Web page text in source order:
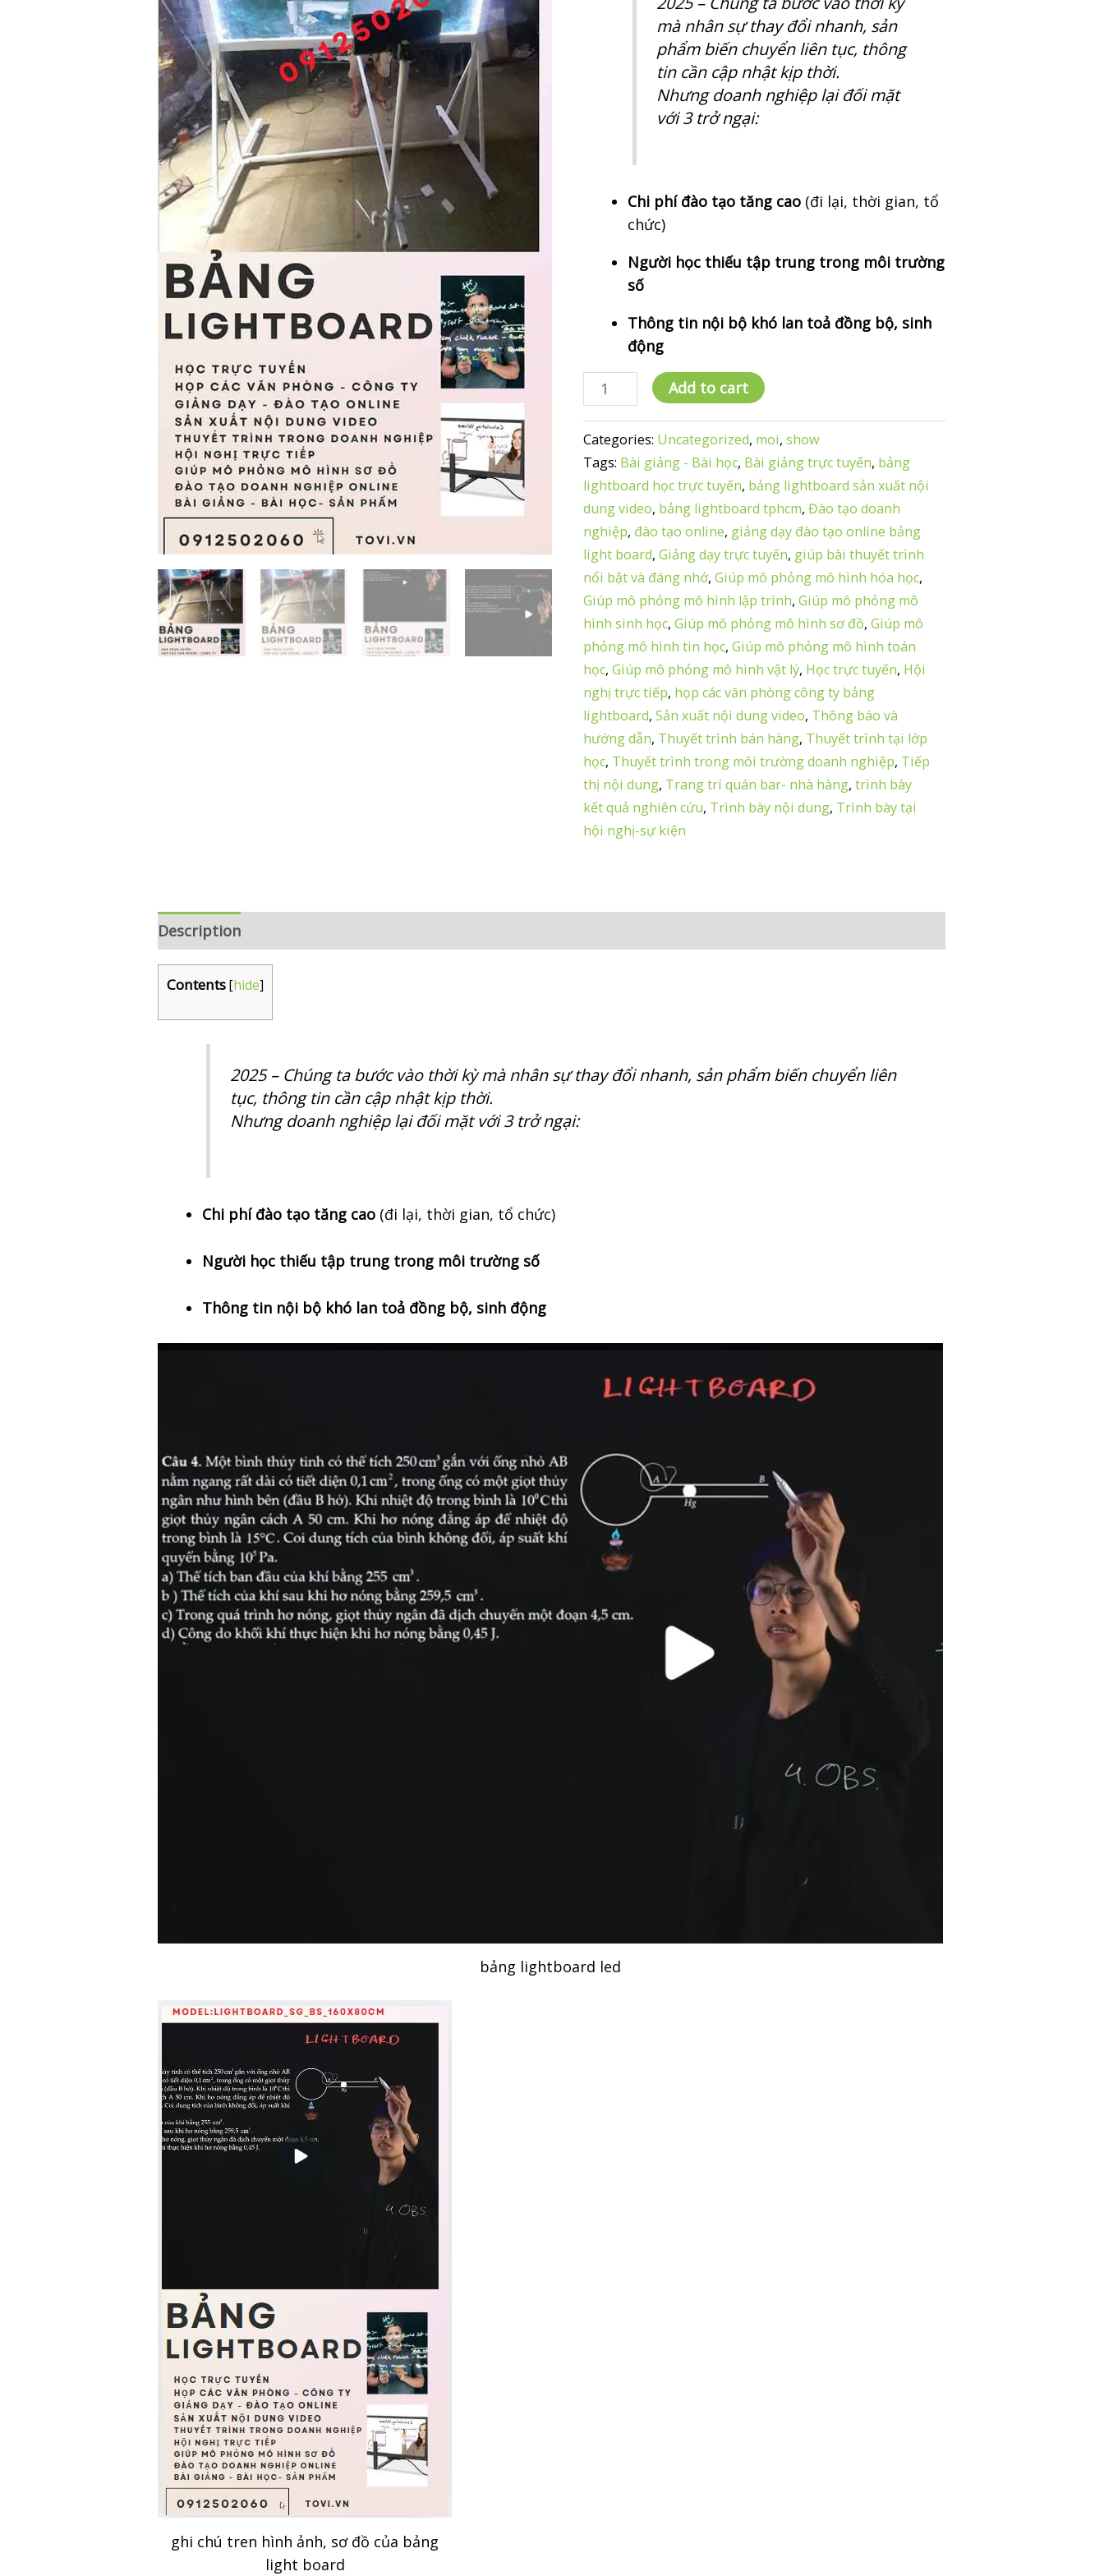
mà nhân sự thay đổi nhanh, sản
phẩm biến chuyển liên tục, thông
tin cần cập nhật kịp thời.
Nhưng doanh nghiệp lại đối mặt
với 3 trở ngại:
Chi phí đào tạo tăng cao (đi lại, thời gian, tổ
chức)
Người học thiếu tập trung trong môi trường
số
Thông tin nội bộ khó lan toả đồng bộ, sinh
động
TOP
10
Trả
về
Lợi
của
Bảng
Lightboard
quantity
Add to cart
Categories: Uncategorized, moi,show
Tags: Bài giảng - Bài học, Bài giảng trực tuyến, bảng
lightboard học trực tuyến, bảng lightboard sản xuất nội
dung video, bảng lightboard tphcm,Đào tạo doanh
nghiệp, đào tạo online, giảng dạy đào tạo online bảng
light board,Giảng dạy trực tuyến, giúp bài thuyết trình
nổi bật và đáng nhớ,Giúp mô phỏng mô hình hóa học,
Giúp mô phỏng mô hình lập trình,Giúp mô phỏng mô
hình sinh học,Giúp mô phỏng mô hình sơ đồ,Giúp mô
phỏng mô hình tin học,Giúp mô phỏng mô hình toán
học,Giúp mô phỏng mô hình vật lý, Học trực tuyến, Hội
nghị trực tiếp, họp các văn phòng công ty bảng
lightboard,Sản xuất nội dung video, Thông báo và
hướng dẫn, Thuyết trình bán hàng, Thuyết trình tại lớp
học, Thuyết trình trong môi trường doanh nghiệp, Tiếp
thị nội dung, Trang trí quán bar- nhà hàng,trình bày
kết quả nghiên cứu, Trình bày nội dung, Trình bày tại
hội nghị-sự kiện
Description
Contents[hide]
2025 – Chúng ta bước vào thời kỳ mà nhân sự thay đổi nhanh, sản phẩm biến chuyển liên
tục, thông tin cần cập nhật kịp thời.
Nhưng doanh nghiệp lại đối mặt với 3 trở ngại:
Chi phí đào tạo tăng cao (đi lại, thời gian, tổ chức)
Người học thiếu tập trung trong môi trường số
Thông tin nội bộ khó lan toả đồng bộ, sinh động
bảng lightboard led
ghi chú tren hình ảnh, sơ đồ của bảng
light board